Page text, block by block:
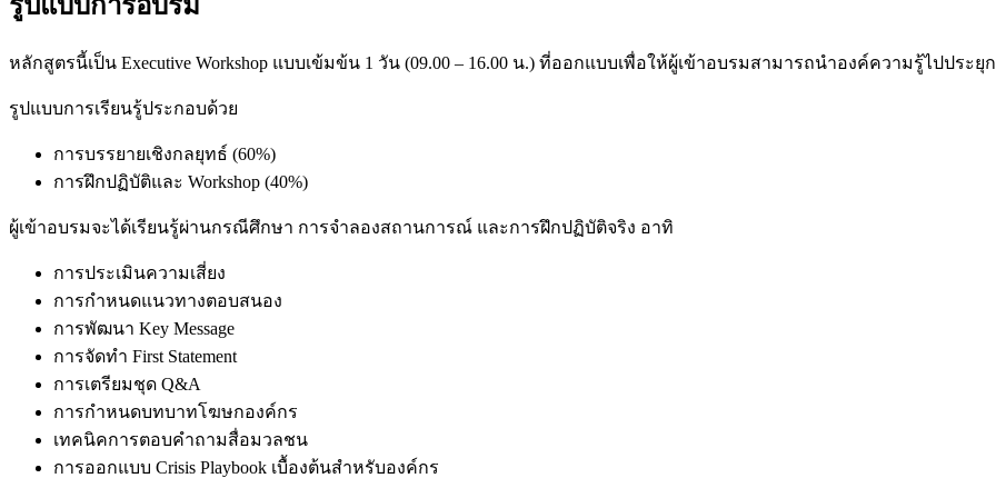
หลักสูตรนี้เป็น Executive Workshop แบบเข้มข้น 1 วัน (09.00 – 16.00 น.) ที่ออกแบบเพื่อให้ผู้เข้าอบรมสามารถนำองค์ความรู้ไปประ
รูปแบบการเรียนรู้ประกอบด้วย
การบรรยายเชิงกลยุทธ์ (60%)
การฝึกปฏิบัติและ Workshop (40%)
ผู้เข้าอบรมจะได้เรียนรู้ผ่านกรณีศึกษา การจำลองสถานการณ์ และการฝึกปฏิบัติจริง อาทิ
การประเมินความเสี่ยง
การกำหนดแนวทางตอบสนอง
การพัฒนา Key Message
การจัดทำ First Statement
การเตรียมชุด Q&A
การกำหนดบทบาทโฆษกองค์กร
เทคนิคการตอบคำถามสื่อมวลชน
การออกแบบ Crisis Playbook เบื้องต้นสำหรับองค์กร